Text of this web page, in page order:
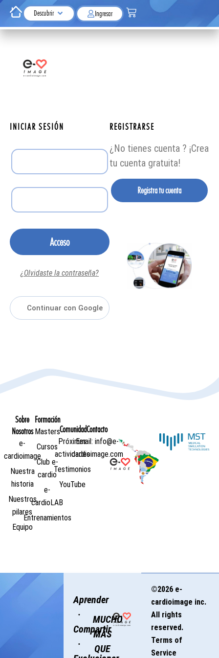
Descubrir Ingresar
INICIAR SESIÓN
Acceso
¿Olvidaste la contraseña?
REGISTRARSE
¿No tienes cuenta ? ¡Crea
tu cuenta gratuita!
Registra tu cuenta
Sobre
Nosotros
e-
cardioimage
Nuestra
historia
Nuestros
pilares
Equipo
Formación
Masters
Cursos
Club e-
cardio
e-
cardioLAB
Entrenamientos
Comunidad
Próximas
actividades
Testimonios
YouTube
Contacto
Email: info@e-
cardioimage.com
Aprender
·
Compartir
·
MUCHO
MÁS
QUE
©2026 e-
cardioimage inc.
All rights
reserved.
Terms of
Service